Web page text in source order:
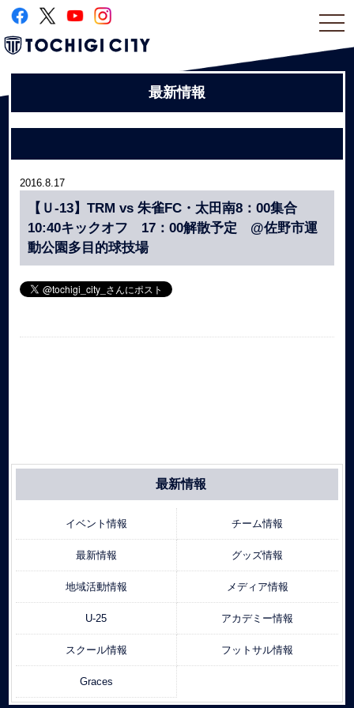
最新情報
2016.8.17
【Ｕ-13】TRM vs 朱雀FC・太田南8：00集合
10:40キックオフ 17：00解散予定 @佐野市運
動公園多目的球技場
最新情報
イベント情報 チーム情報
最新情報 グッズ情報
地域活動情報 メディア情報
U-25 アカデミー情報
スクール情報 フットサル情報
Graces